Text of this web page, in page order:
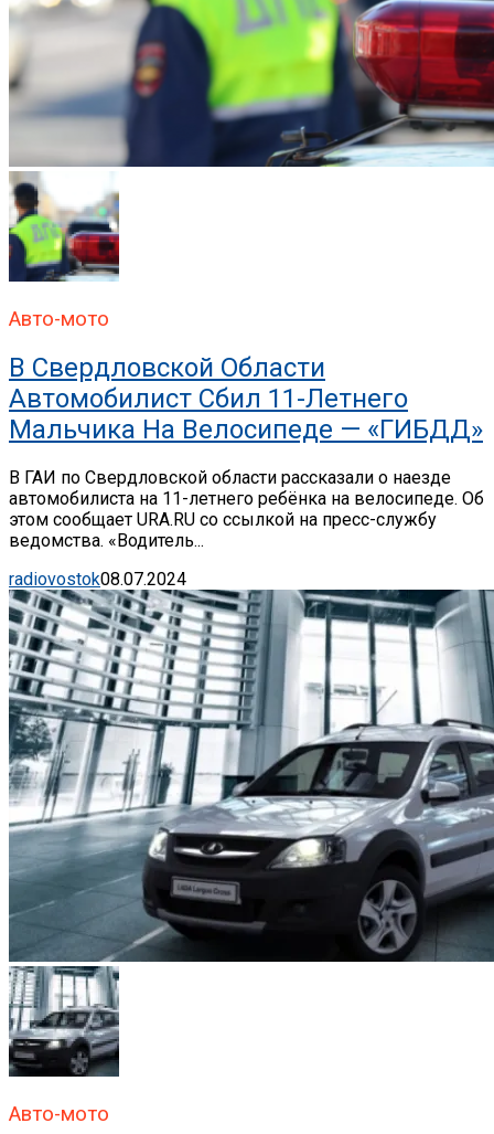
Авто-мото
В Свердловской Области
Автомобилист Сбил 11-Летнего
Мальчика На Велосипеде — «ГИБДД»
В ГАИ по Свердловской области рассказали о наезде
автомобилиста на 11-летнего ребёнка на велосипеде. Об
этом сообщает URA.RU со ссылкой на пресс-службу
ведомства. «Водитель...
radiovostok08.07.2024
Авто-мото